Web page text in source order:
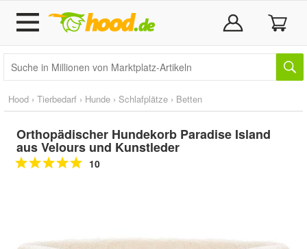
Hood › Tierbedarf › Hunde › Schlafplätze › Betten
Orthopädischer Hundekorb Paradise Island
aus Velours und Kunstleder
10